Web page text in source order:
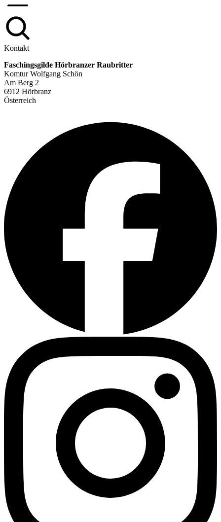
Kontakt
Faschingsgilde Hörbranzer Raubritter
Komtur Wolfgang Schön
Am Berg 2
6912 Hörbranz
Österreich